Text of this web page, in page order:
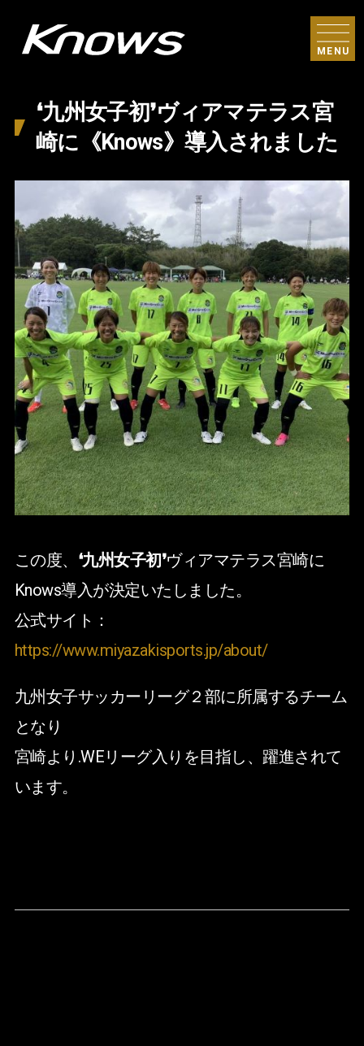
MENU
❛九州女子初❜ヴィアマテラス宮
崎に《Knows》導入されました
この度、 ❛九州女子初❜ヴィアマテラス宮崎に
Knows導入が決定いたしました。
公式サイト：
https://www.miyazakisports.jp/about/
九州女子サッカーリーグ２部に所属するチーム
となり
宮崎より.WEリーグ入りを目指し、躍進されて
います。